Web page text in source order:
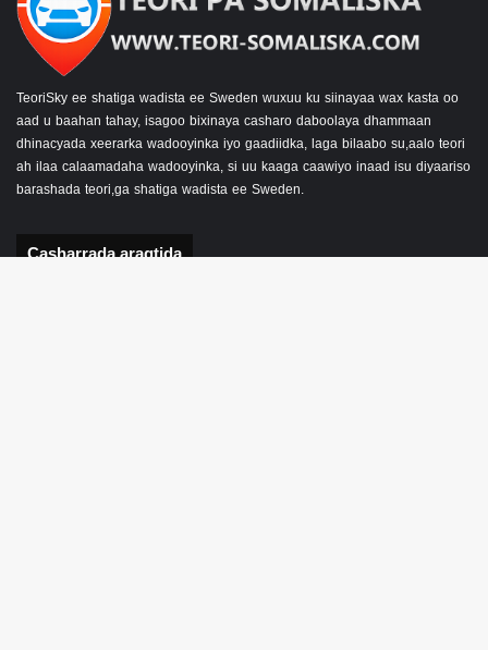
TeoriSky ee shatiga wadista ee Sweden wuxuu ku siinayaa wax kasta oo
aad u baahan tahay, isagoo bixinaya casharo daboolaya dhammaan
dhinacyada xeerarka wadooyinka iyo gaadiidka, laga bilaabo su,aalo teori
ah ilaa calaamadaha wadooyinka, si uu kaaga caawiyo inaad isu diyaariso
barashada teori,ga shatiga wadista ee Sweden.
Casharrada aragtida